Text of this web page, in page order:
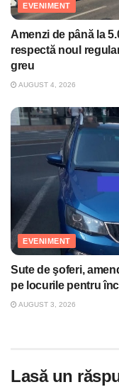
EVENIMENT
Amenzi de până la
respectă noul
greu
AUGUST 4, 2026
EVENIMENT
Sute de şoferi,
pe locurile pentru
AUGUST 3, 2026
Lasă un